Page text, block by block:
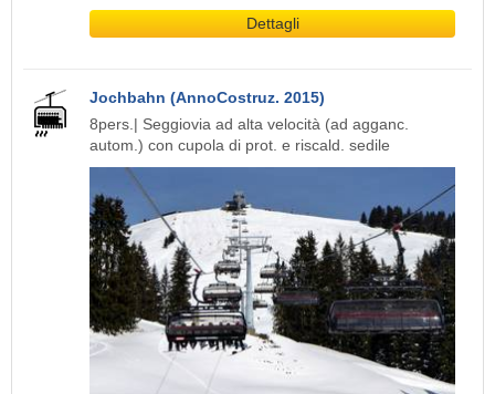
Dettagli
Jochbahn (AnnoCostruz. 2015)
8pers.| Seggiovia ad alta velocità (ad agganc.
autom.) con cupola di prot. e riscald. sedile